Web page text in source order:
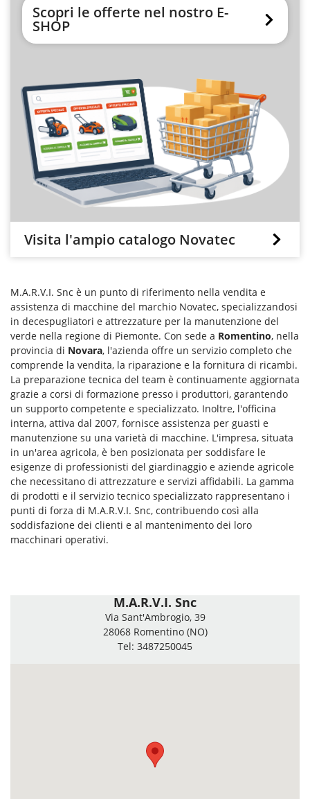
Scopri le offerte nel nostro E-
SHOP
Visita l'ampio catalogo Novatec
M.A.R.V.I. Snc è un punto di riferimento nella vendita e
assistenza di macchine del marchio Novatec, specializzandosi
in decespugliatori e attrezzature per la manutenzione del
verde nella regione di Piemonte. Con sede a Romentino, nella
provincia di Novara, l'azienda offre un servizio completo che
comprende la vendita, la riparazione e la fornitura di ricambi.
La preparazione tecnica del team è continuamente aggiornata
grazie a corsi di formazione presso i produttori, garantendo
un supporto competente e specializzato. Inoltre, l'officina
interna, attiva dal 2007, fornisce assistenza per guasti e
manutenzione su una varietà di macchine. L'impresa, situata
in un'area agricola, è ben posizionata per soddisfare le
esigenze di professionisti del giardinaggio e aziende agricole
che necessitano di attrezzature e servizi affidabili. La gamma
di prodotti e il servizio tecnico specializzato rappresentano i
punti di forza di M.A.R.V.I. Snc, contribuendo così alla
soddisfazione dei clienti e al mantenimento dei loro
macchinari operativi.
M.A.R.V.I. Snc
Via Sant'Ambrogio, 39
28068 Romentino (NO)
Tel: 3487250045